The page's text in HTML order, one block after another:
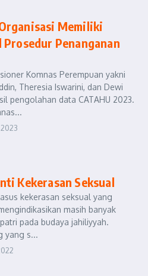
Memiliki
Penanganan
Komnas Perempuan yakni
Theresia Iswarini, dan Dewi
pengolahan data CATAHU 2023.
Kekerasan Seksual
kekerasan seksual yang
masih banyak
pada budaya jahiliyyah.
yang s...